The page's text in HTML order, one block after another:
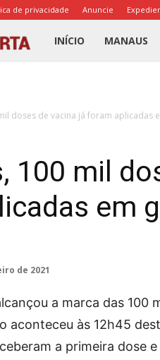
de privacidade Anuncie
Portal
INÍCIO MANAUS
doses de vacina já foram aplicadas
100 mil
em
de 2021
a marca das 100
aconteceu às 12h45
a primeira dose